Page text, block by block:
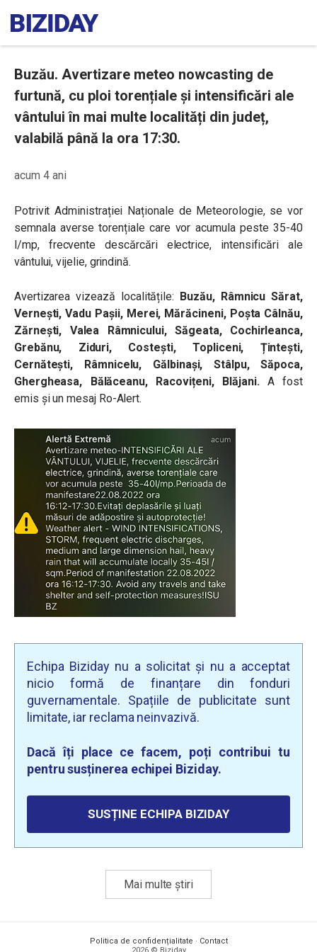
Buzău. Avertizare meteo nowcasting de
furtună, cu ploi torențiale și intensificări ale
vântului în mai multe localități din județ,
valabilă până la ora 17:30.
acum 4 ani
Potrivit Administrației Naționale de Meteorologie, se vor
semnalaaverse torențiale care vor acumula peste 35-40
l/mp, frecvente descărcări electrice, intensificări ale
vântului, vijelie, grindină.
Avertizarea vizează localitățile: Buzău, Râmnicu Sărat,
Vernești, Vadu Pașii, Merei, Mărăcineni, Poșta Câlnău,
Zărnești, Valea Râmnicului, Săgeata, Cochirleanca,
Grebănu, Ziduri, Costești, Topliceni, Țintești,
Cernătești, Râmnicelu, Gălbinași, Stâlpu, Săpoca,
Ghergheasa, Bălăceanu, Racovițeni, Blăjani. A fost
emis și un mesaj Ro-Alert.
Echipa Biziday nu a solicitat și nu a acceptat
nicio formă de finanțare din fonduri
guvernamentale. Spațiile de publicitate sunt
limitate, iar reclama neinvazivă.
Dacă îți place ce facem, poți contribui tu
pentru susținerea echipei Biziday.
SUSȚINE ECHIPA BIZIDAY
Mai multe știri
Politica de confidențialitate · Contact